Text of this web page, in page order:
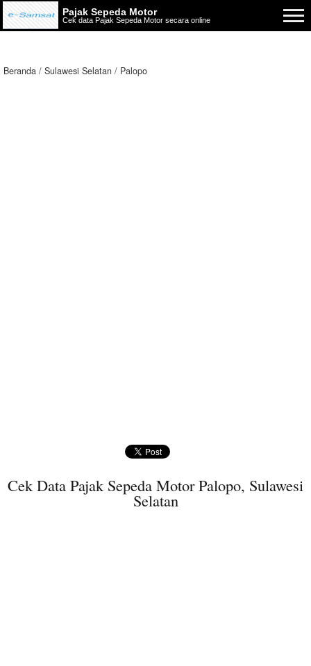
Pajak Sepeda Motor
Cek data Pajak Sepeda Motor secara online
Beranda Sulawesi Selatan Palopo
Cek Data Pajak Sepeda Motor Palopo, Sulawesi
Selatan